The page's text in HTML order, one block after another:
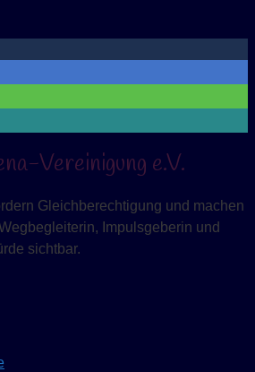
Vereinigung e.V.
Gleichberechtigung und machen
Impulsgeberin und
sichtbar.